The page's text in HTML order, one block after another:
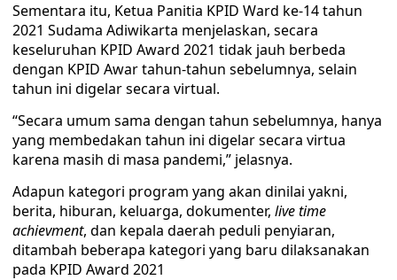
Sementara itu, Ketua Panitia KPID Ward ke-14 tahun
2021 Sudama Adiwikarta menjelaskan, secara
keseluruhan KPID Award 2021 tidak jauh berbeda
dengan KPID Awar tahun-tahun sebelumnya, selain
tahun ini digelar secara virtual.
“Secara umum sama dengan tahun sebelumnya, hanya
yang membedakan tahun ini digelar secara virtua
karena masih di masa pandemi,” jelasnya.
Adapun kategori program yang akan dinilai yakni,
berita, hiburan, keluarga, dokumenter, live time
achievment, dan kepala daerah peduli penyiaran,
ditambah beberapa kategori yang baru dilaksanakan
pada KPID Award 2021